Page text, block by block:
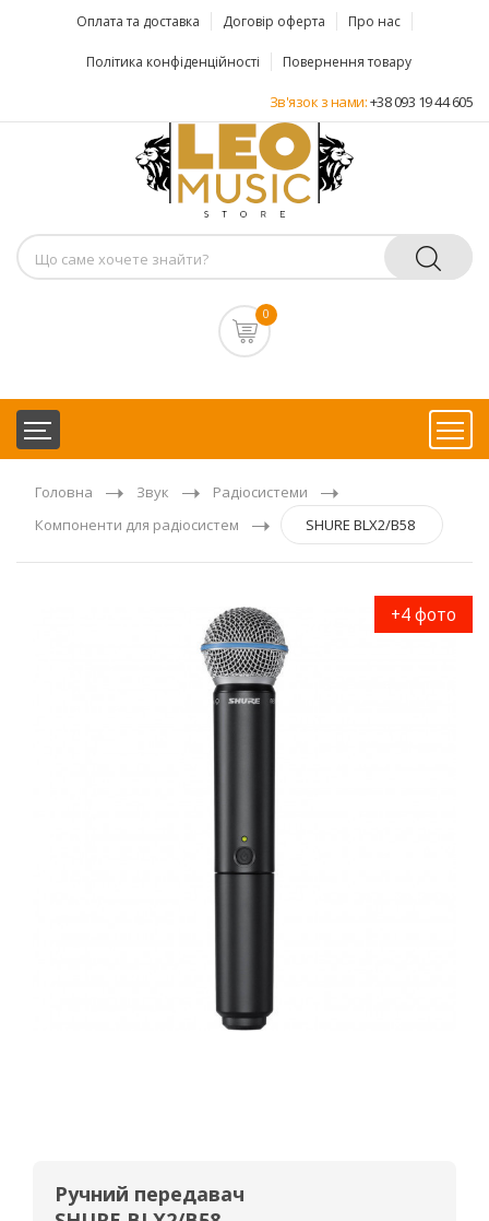
Оплата та доставка Договір оферта Про нас
Політика конфіденційності Повернення товару
Зв'язок з нами:+38 093 19 44 605
0
Головна Звук
Радіосистеми
Компоненти для радіосистем
SHURE BLX2/B58
+4 фото
Ручний передавач